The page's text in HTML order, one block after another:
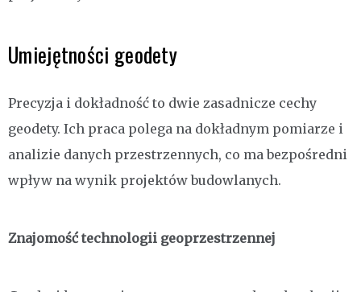
Umiejętności geodety
Precyzja i dokładność to dwie zasadnicze cechy
geodety. Ich praca polega na dokładnym pomiarze i
analizie danych przestrzennych, co ma bezpośredni
wpływ na wynik projektów budowlanych.
Znajomość technologii geoprzestrzennej